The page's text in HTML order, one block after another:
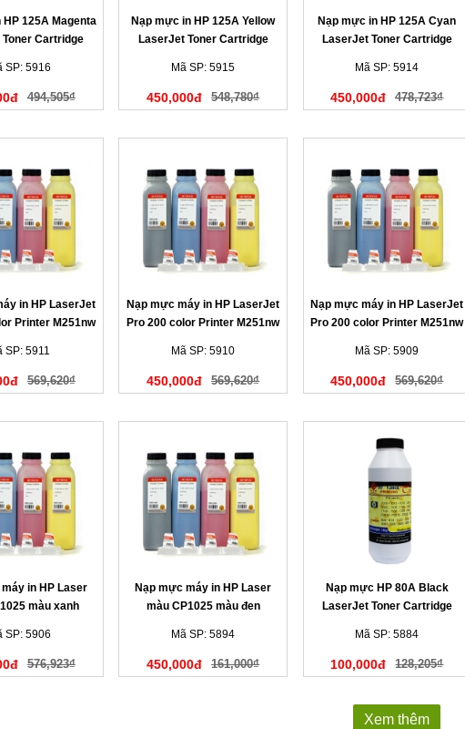
HP 125A Magenta
Toner Cartridge
SP: 5916
494,505₫
Nạp mực in HP 125A Yellow
LaserJet Toner Cartridge
Mã SP: 5915
450,000đ 548,780₫
Nạp mực in HP 125A Cyan
LaserJet Toner Cartridge
Mã SP: 5914
450,000đ 478,723₫
in HP LaserJet
Printer M251nw
SP: 5911
569,620₫
Nạp mực máy in HP LaserJet
Pro 200 color Printer M251nw
Mã SP: 5910
450,000đ 569,620₫
Nạp mực máy in HP LaserJet
Pro 200 color Printer M251nw
Mã SP: 5909
450,000đ 569,620₫
in HP Laser
màu xanh
SP: 5906
576,923₫
Nạp mực máy in HP Laser
màu CP1025 màu đen
Mã SP: 5894
450,000đ 161,000₫
Nạp mực HP 80A Black
LaserJet Toner Cartridge
Mã SP: 5884
100,000đ 128,205₫
Xem thêm